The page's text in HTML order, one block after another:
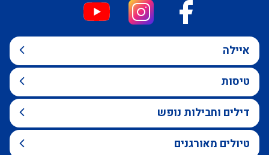
איילה
טיסות
דילים וחבילות נופש
טיולים מאורגנים